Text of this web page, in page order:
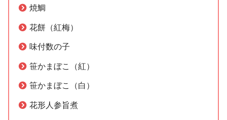
焼鯛
花餅（紅梅）
味付数の子
笹かまぼこ（紅）
笹かまぼこ（白）
花形人参旨煮